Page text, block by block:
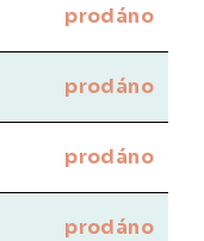
prodáno
prodáno
prodáno
prodáno